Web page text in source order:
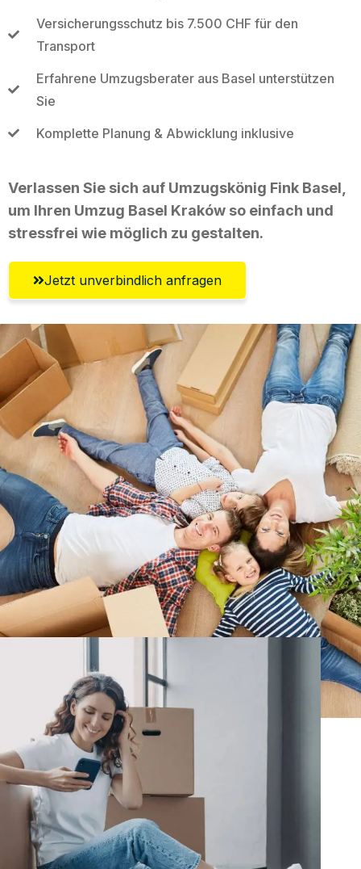
Versicherungsschutz bis 7.500 CHF für den
Transport
Erfahrene Umzugsberater aus Basel unterstützen
Sie
Komplette Planung & Abwicklung inklusive
Verlassen Sie sich auf Umzugskönig Fink Basel,
um Ihren Umzug Basel Kraków so einfach und
stressfrei wie möglich zu gestalten.
Jetzt unverbindlich anfragen